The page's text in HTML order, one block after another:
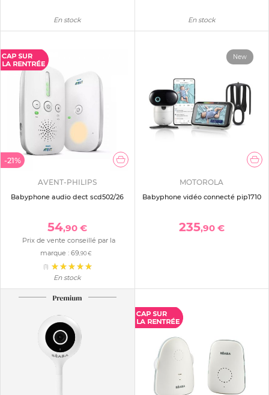
En stock En stock
-21%
AVENT-PHILIPS
Babyphone audio dect scd502/26
54,90 €
Prix de vente conseillé par la
marque :69,90 €
(1)
En stock
New
MOTOROLA
Babyphone vidéo connecté pip1710
235,90 €